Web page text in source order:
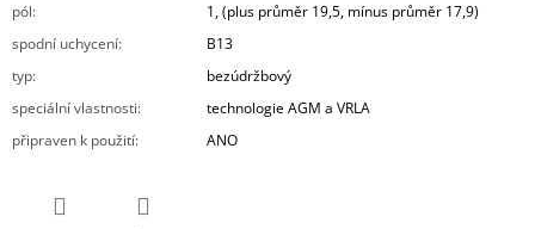
pól:
1, (plus průměr 19,5, mínus průměr 17,9)
spodní uchycení:
B13
typ:
bezúdržbový
speciální vlastnosti:
technologie AGM a VRLA
připraven k použití: ANO